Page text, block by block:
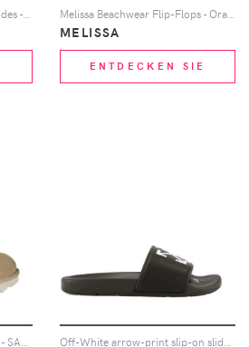
MELISSA
ENTDECKEN SIE